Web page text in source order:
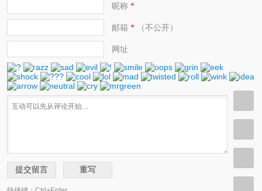
昵称*
邮箱 *（不公开）
网址